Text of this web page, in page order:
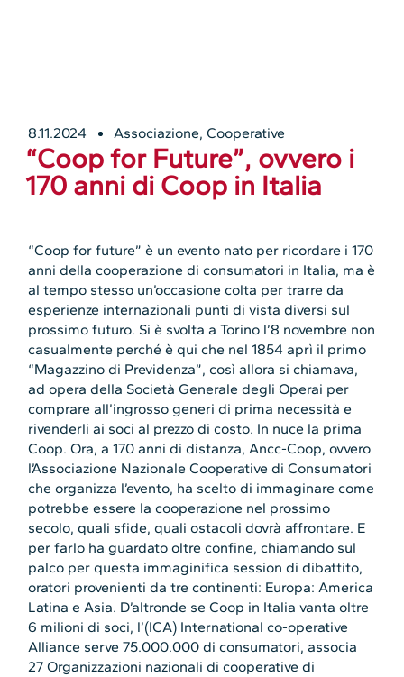
8.11.2024 Associazione,Cooperative
“Coop for Future”, ovvero i
170 anni di Coop in Italia
“Coop for future” è un evento nato per ricordare i 170
anni della cooperazione di consumatori in Italia, ma è
al tempo stesso un’occasione colta per trarre da
esperienze internazionali punti di vista diversi sul
prossimo futuro. Si è svolta a Torino l’8 novembre non
casualmente perché è qui che nel 1854 aprì il primo
“Magazzino di Previdenza”, così allora si chiamava,
ad opera della Società Generale degli Operai per
comprare all’ingrosso generi di prima necessità e
rivenderli ai soci al prezzo di costo. In nuce la prima
Coop. Ora, a 170 anni di distanza, Ancc-Coop, ovvero
l’Associazione Nazionale Cooperative di Consumatori
che organizza l’evento, ha scelto di immaginare come
potrebbe essere la cooperazione nel prossimo
secolo, quali sfide, quali ostacoli dovrà affrontare. E
per farlo ha guardato oltre confine, chiamando sul
palco per questa immaginifica session di dibattito,
oratori provenienti da tre continenti: Europa: America
Latina e Asia. D’altronde se Coop in Italia vanta oltre
6 milioni di soci, l’(ICA) International co-operative
Alliance serve 75.000.000 di consumatori, associa
27 Organizzazioni nazionali di cooperative di